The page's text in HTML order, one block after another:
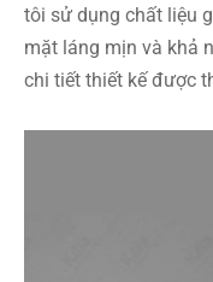
tôi sử dụng chất liệu
mặt láng mịn và khả
chi tiết thiết kế được